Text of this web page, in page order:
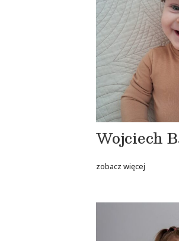
Wojciech
zobacz więcej